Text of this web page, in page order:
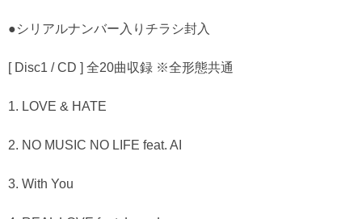
●シリアルナンバー入りチラシ封入
[ Disc1 / CD ] 全20曲収録 ※全形態共通
1. LOVE & HATE
2. NO MUSIC NO LIFE feat. AI
3. With You